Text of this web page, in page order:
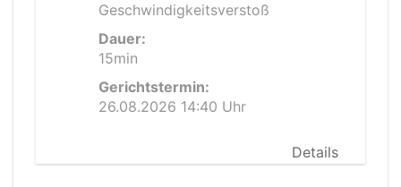
Geschwindigkeitsverstoß
Dauer:
15min
Gerichtstermin:
26.08.2026 14:40 Uhr
Details